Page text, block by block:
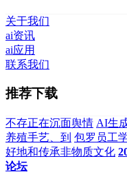
关于我们
ai资讯
ai应用
联系我们
推荐下载
不存正在沉面舆情 AI生
养殖手艺、到 包罗员工
好地和传承非物质文化
论坛